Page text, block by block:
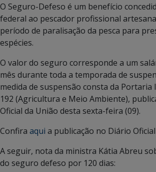
O Seguro-Defeso é um benefício
federal ao pescador profissional
período de paralisação da pesca para
espécies.
O valor do seguro corresponde a um
mês durante toda a temporada de
medida de suspensão consta da
192 (Agricultura e Meio Ambiente),
Oficial da União desta sexta-feira (09).
Confira aqui a publicação no Diário
A seguir, nota da ministra Kátia Abreu
do seguro defeso por 120 dias: